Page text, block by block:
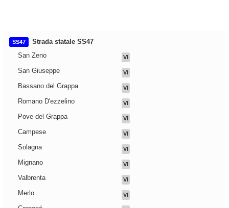
SS47
Strada statale SS47
San Zeno
VI
San Giuseppe VI
Bassano del Grappa VI
Romano D'ezzelino VI
Pove del Grappa VI
Campese VI
Solagna VI
Mignano VI
Valbrenta VI
Merlo VI